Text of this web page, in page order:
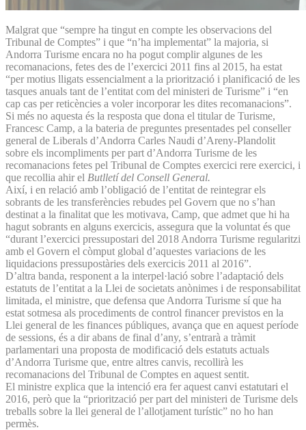
Malgrat que “sempre ha tingut en compte les observacions del
Tribunal de Comptes” i que “n’ha implementat” la majoria, si
Andorra Turisme encara no ha pogut complir algunes de les
recomanacions, fetes des de l’exercici 2011 fins al 2015, ha estat
“per motius lligats essencialment a la priorització i planificació de les
tasques anuals tant de l’entitat com del ministeri de Turisme” i “en
cap cas per reticències a voler incorporar les dites recomanacions”.
Si més no aquesta és la resposta que dona el titular de Turisme,
Francesc Camp, a la bateria de preguntes presentades pel conseller
general de Liberals d’Andorra Carles Naudi d’Areny-Plandolit
sobre els incompliments per part d’Andorra Turisme de les
recomanacions fetes pel Tribunal de Comptes exercici rere exercici, i
que recollia ahir el Butlletí del Consell General.
Així, i en relació amb l’obligació de l’entitat de reintegrar els
sobrants de les transferències rebudes pel Govern que no s’han
destinat a la finalitat que les motivava, Camp, que admet que hi ha
hagut sobrants en alguns exercicis, assegura que la voluntat és que
“durant l’exercici pressupostari del 2018 Andorra Turisme regularitzi
amb el Govern el còmput global d’aquestes variacions de les
liquidacions pressupostàries dels exercicis 2011 al 2016”.
D’altra banda, responent a la interpel·lació sobre l’adaptació dels
estatuts de l’entitat a la Llei de societats anònimes i de responsabilitat
limitada, el ministre, que defensa que Andorra Turisme sí que ha
estat sotmesa als procediments de control financer previstos en la
Llei general de les finances públiques, avança que en aquest període
de sessions, és a dir abans de final d’any, s’entrarà a tràmit
parlamentari una proposta de modificació dels estatuts actuals
d’Andorra Turisme que, entre altres canvis, recollirà les
recomanacions del Tribunal de Comptes en aquest sentit.
El ministre explica que la intenció era fer aquest canvi estatutari el
2016, però que la “priorització per part del ministeri de Turisme dels
treballs sobre la llei general de l’allotjament turístic” no ho han
permès.